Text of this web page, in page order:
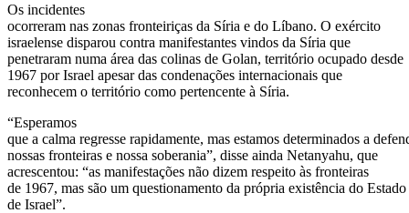
Os incidentes
ocorreram nas zonas fronteiriças da Síria e do Líbano. O exército
israelense disparou contra manifestantes vindos da Síria que
penetraram numa área das colinas de Golan, território ocupado desde
1967 por Israel apesar das condenações internacionais que
reconhecem o território como pertencente à Síria.
“Esperamos
que a calma regresse rapidamente, mas estamos determinados a
nossas fronteiras e nossa soberania”, disse ainda Netanyahu, que
acrescentou: “as manifestações não dizem respeito às fronteiras
de 1967, mas são um questionamento da própria existência do Estado
de Israel”.